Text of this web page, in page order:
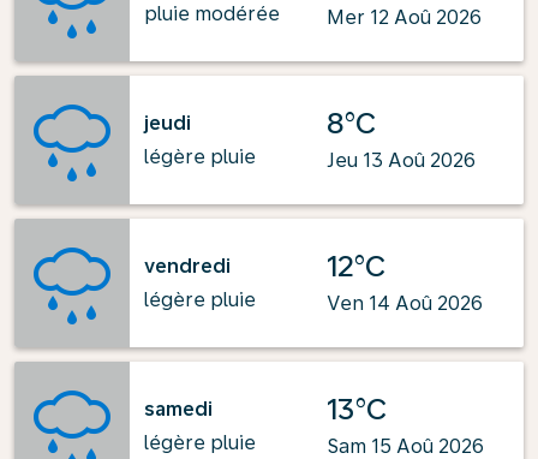
pluie modérée
Mer 12 Aoû 2026
jeudi
légère pluie
8°C
Jeu 13 Aoû 2026
vendredi
légère pluie
12°C
Ven 14 Aoû 2026
samedi
légère pluie
13°C
Sam 15 Aoû 2026